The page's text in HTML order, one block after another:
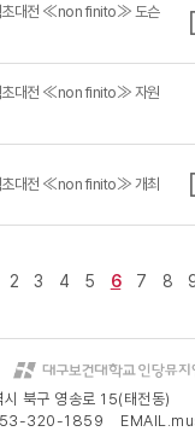
초대전 ≪non finito≫ 도슨
초대전 ≪non finito≫ 자원
초대전 ≪non finito≫ 개최
2 3 4 5 6 7 8
시 북구 영송로 15(태전
320-1859